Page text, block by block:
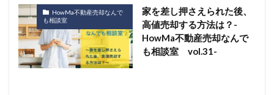
HowMa不動産売却なんで
も相談室
家を差し押さえられた後、
高値売却する方法は？-
HowMa不動産売却なんで
も相談室 vol.31-